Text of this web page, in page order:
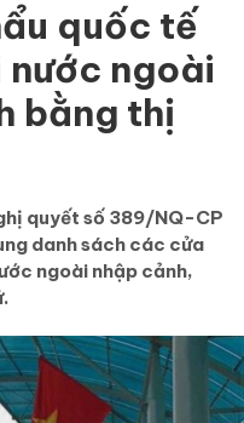
quốc tế
nước ngoài
bằng thị
quyết số 389/NQ-CP
danh sách các cửa
ngoài nhập cảnh,